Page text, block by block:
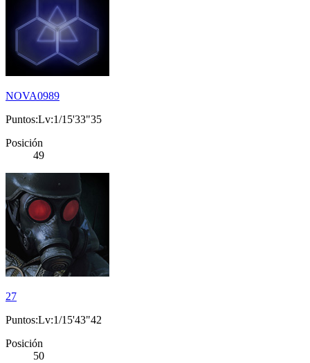
NOVA0989
Puntos:Lv:1/15'33"35
Posición
49
27
Puntos:Lv:1/15'43"42
Posición
50